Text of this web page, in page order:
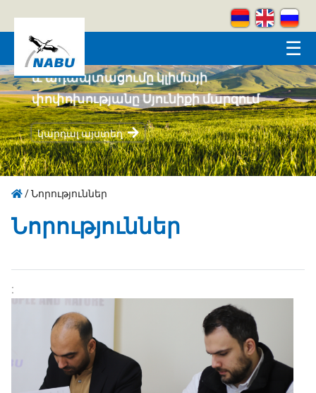
☰
Կրեատիվ լեռներ
կարդալ այստեղ
/Նորություններ
Նորություններ